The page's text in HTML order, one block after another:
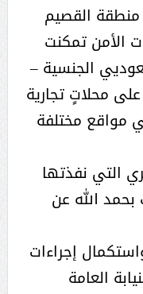
القصيم
الأمن تمكنت
الجنسية –
محلاتٍ تجارية
مواقع مختلفة
التي نفذتها
الله عن
إجراءات
العامة